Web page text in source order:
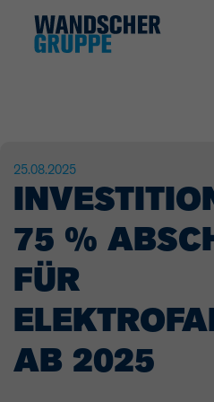
25.08.2025
75 %
FÜR
AB 2025